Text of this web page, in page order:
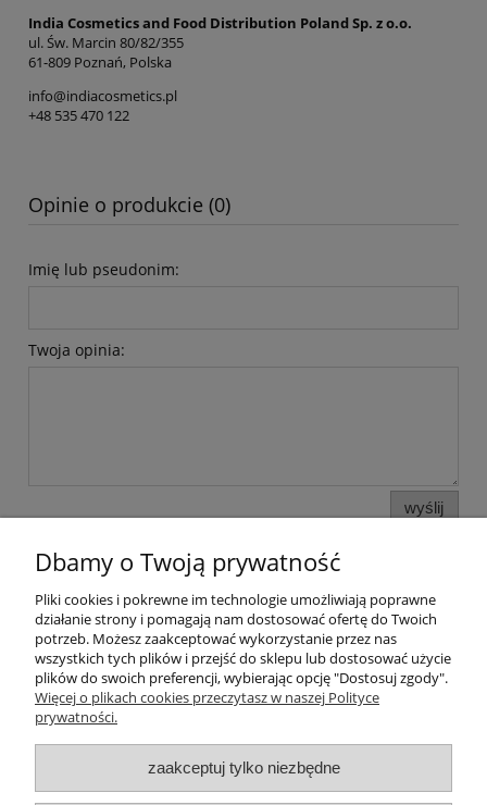
India Cosmetics and Food Distribution Poland Sp. z o.o.
ul. Św. Marcin 80/82/355
61-809 Poznań, Polska
info@indiacosmetics.pl
+48 535 470 122
Opinie o produkcie (0)
Imię lub pseudonim:
Twoja opinia:
wyślij
Pomoc
Moje konto
Informacje
Dbamy o Twoją prywatność
Pliki cookies i pokrewne im technologie umożliwiają poprawne
działanie strony i pomagają nam dostosować ofertę do Twoich
potrzeb. Możesz zaakceptować wykorzystanie przez nas
wszystkich tych plików i przejść do sklepu lub dostosować użycie
plików do swoich preferencji, wybierając opcję "Dostosuj zgody".
Więcej o plikach cookies przeczytasz w naszej Polityce
prywatności.
zaakceptuj tylko niezbędne